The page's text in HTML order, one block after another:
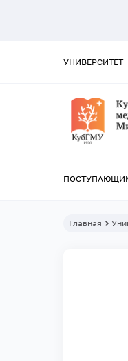
УНИВЕРСИТЕТ
Главная